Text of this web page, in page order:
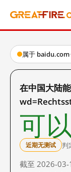
属于 baidu.com·
在中国大陆
可以
近期无测试 判
截至 2026-03-